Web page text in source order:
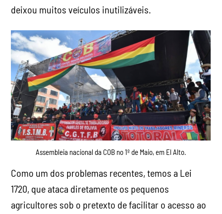
deixou muitos veículos inutilizáveis.
Assembleia nacional da COB no 1º de Maio, em El Alto.
Como um dos problemas recentes, temos a Lei
1720, que ataca diretamente os pequenos
agricultores sob o pretexto de facilitar o acesso ao